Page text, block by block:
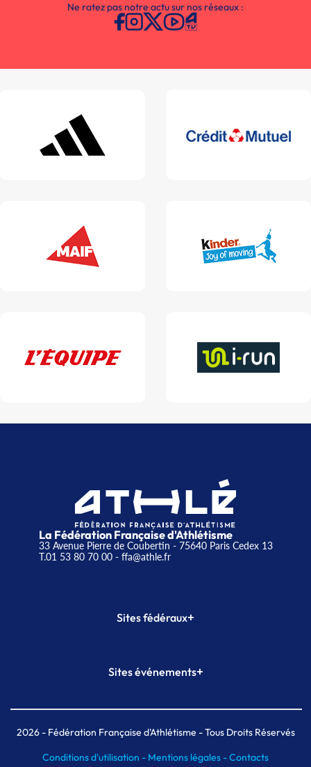
Ne ratez pas notre actu sur nos réseaux :
La Fédération Française d'Athlétisme
33 Avenue Pierre de Coubertin - 75640 Paris Cedex 13
T.01 53 80 70 00- ffa@athle.fr
Sites fédéraux+
Plateforme Formation
Sites événements+
Meeting de Paris indoor
MAIF Ekiden de Paris
2026- Fédération Française d'Athlétisme - Tous Droits Réservés
Conditions d'utilisation - Mentions légales -Contacts